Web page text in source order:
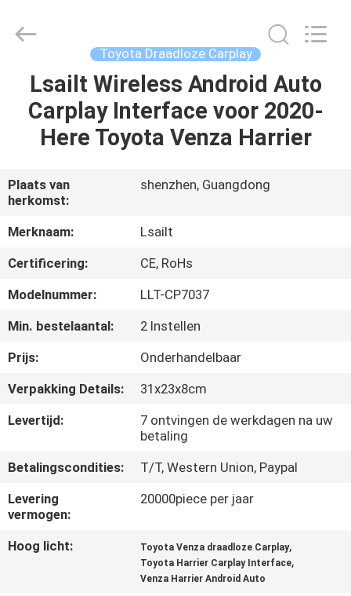
HUIS
PRODUCTEN
VIDEOS
ONGEVEER
ONS
KWALITEITSCONTROLE
CONTACTEER
NIEUWS
GEVALLEN
Automobile
Electron
Toyota Draadloze Carplay
Lsailt Wireless Android Auto
Carplay Interface voor 2020-
Here Toyota Venza Harrier
Plaats van
herkomst:
shenzhen, Guangdong
Merknaam:
Lsailt
Certificering:
CE, RoHs
Modelnummer:
LLT-CP7037
Min. bestelaantal:
2 Instellen
Prijs:
Onderhandelbaar
Verpakking Details:
31x23x8cm
Levertijd:
7 ontvingen de werkdagen na uw
betaling
Betalingscondities:
T/T, Western Union, Paypal
Levering
vermogen:
20000piece per jaar
Hoog licht: Toyota Venza draadloze Carplay,
Toyota Harrier Carplay Interface,
Venza Harrier Android Auto